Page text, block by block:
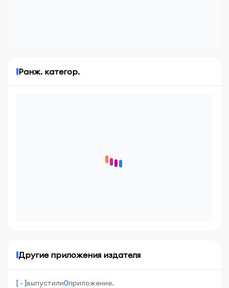
Ранж. категор.
Другие приложения издателя
[ - ]выпустили0приложение.